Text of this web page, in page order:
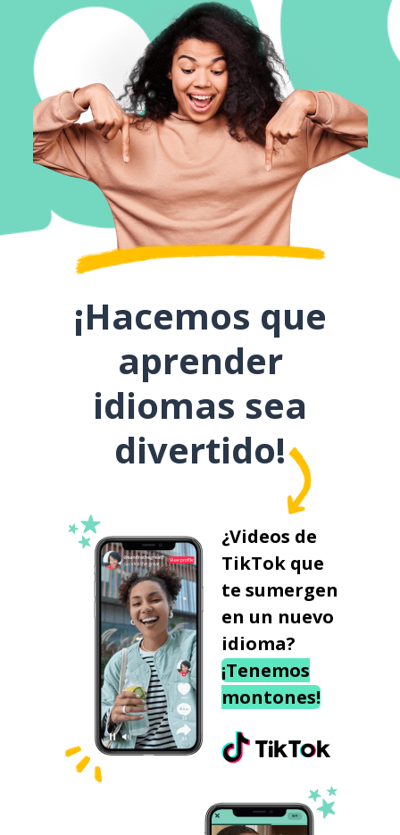
¡Hacemos que
aprender
idiomas sea
divertido!
¿Videos de
TikTok que
te sumergen
en un nuevo
idioma?
¡Tenemos
montones!